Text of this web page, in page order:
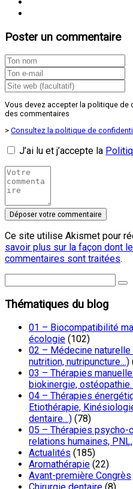
Poster un commentaire
Vous devez accepter la politique
des commentaires
> Consultez la politique de
J’ai lu et j’accepte la
Ce site utilise Akismet pour
savoir plus sur la façon dont
commentaires sont traitées.
Thématiques du blog
01 – Biocompatibilité
écologie (102)
02 – Médecine naturelle
nutrition, nutripuncture…)
03 – Thérapies
biokinergie,
04 – Thérapies
Etiothérapie,
dentaire…) (78)
05 – Thérapies psycho-
relations humaines,
Actualités (185)
Aromathérapie (22)
Avant-première Congrès